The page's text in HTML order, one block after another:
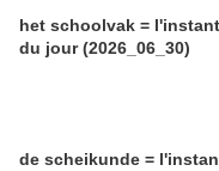
het schoolvak =
du jour (2026_06_30)
de scheikunde =